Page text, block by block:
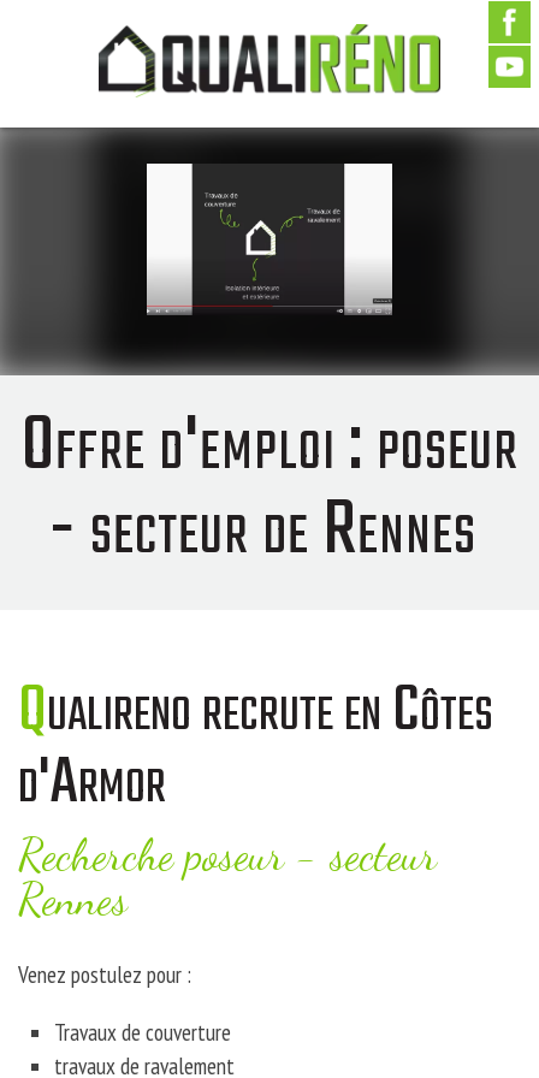
Offre d'emploi : poseur
- secteur de Rennes
Qualireno recrute en Côtes
d'Armor
Recherche poseur - secteur
Rennes
Venez postulez pour :
Travaux de couverture
travaux de ravalement